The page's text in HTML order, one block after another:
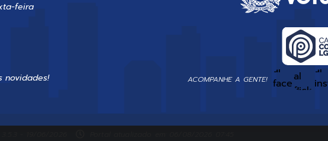
feira
novidades! ACOMPANHE A GENTE!